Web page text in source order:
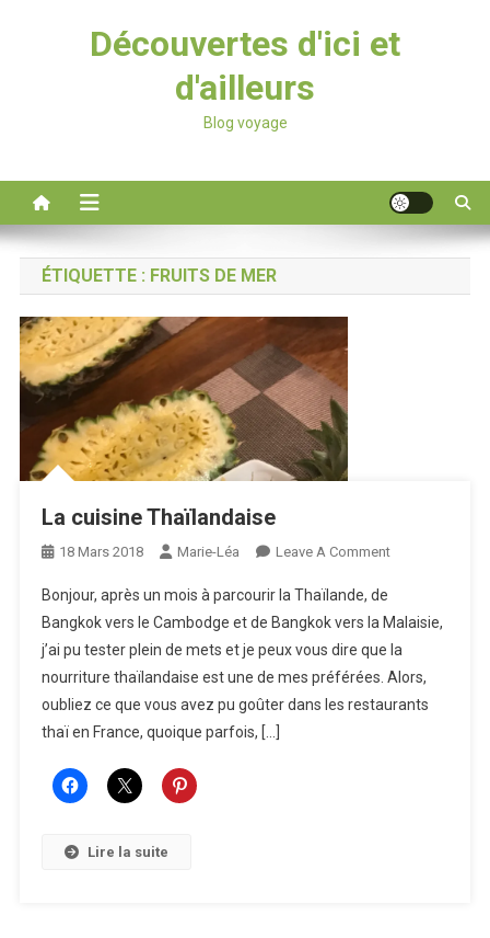
Découvertes d'ici et
d'ailleurs
Blog voyage
ÉTIQUETTE : FRUITS DE MER
La cuisine Thaïlandaise
18 Mars 2018 Marie-Léa Leave A CommentOn
Thaïlandaise
Bonjour, après un mois à parcourir la Thaïlande, de
Bangkok vers le Cambodge et de Bangkok vers la Malaisie,
j’ai pu tester plein de mets et je peux vous dire que la
nourriture thaïlandaise est une de mes préférées. Alors,
oubliez ce que vous avez pu goûter dans les restaurants
thaï en France, quoique parfois, […]
Lire la suite